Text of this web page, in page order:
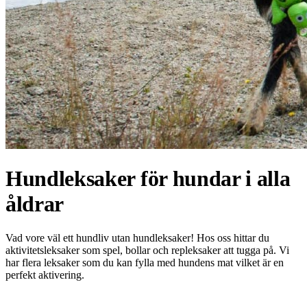
Hundleksaker för hundar i alla
åldrar
Vad vore väl ett hundliv utan hundleksaker! Hos oss hittar du
aktivitetsleksaker som spel, bollar och repleksaker att tugga på. Vi
har flera leksaker som du kan fylla med hundens mat vilket är en
perfekt aktivering.